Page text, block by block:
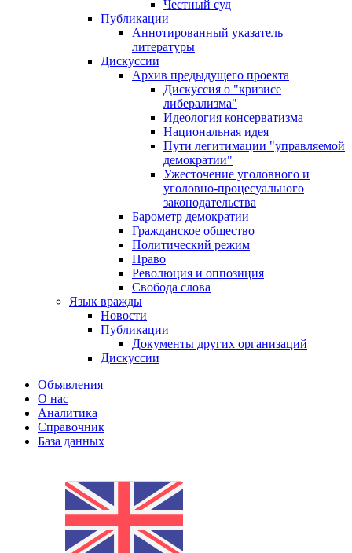
Честный суд
Публикации
Аннотированный указатель
литературы
Дискуссии
Архив предыдущего проекта
Дискуссия о "кризисе
либерализма"
Идеология консерватизма
Национальная идея
Пути легитимации "управляемой
демократии"
Ужесточение уголовного и
уголовно-процесуального
законодательства
Барометр демократии
Гражданское общество
Политический режим
Право
Революция и оппозиция
Свобода слова
Язык вражды
Новости
Публикации
Документы других организаций
Дискуссии
Объявления
О нас
Аналитика
Справочник
База данных